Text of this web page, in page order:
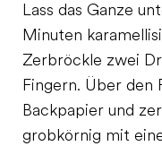
Lass das Ganze
Minuten
Zerbröckle zwei
Fingern. Über den
Backpapier und
grobkörnig mit